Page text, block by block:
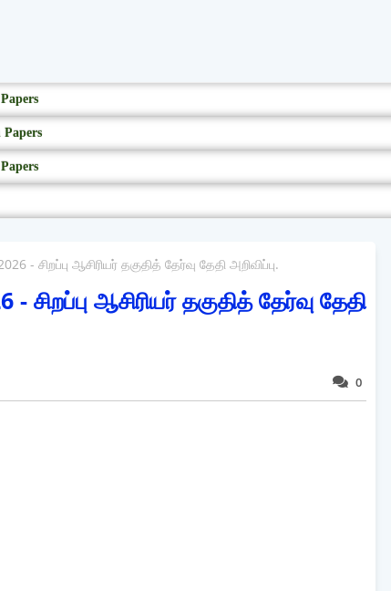
Papers
- சிறப்பு ஆசிரியர் தகுதித் தேர்வு தேதி அறிவிப்பு.
ஆசிரியர் தகுதித் தேர்வு தேதி
0